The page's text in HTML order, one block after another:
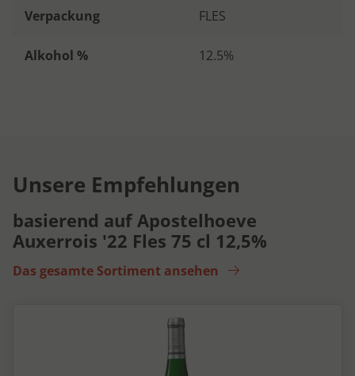
Verpackung FLES
Alkohol % 12.5%
Unsere Empfehlungen
basierend auf Apostelhoeve
Auxerrois '22 Fles 75 cl 12,5%
Das gesamte Sortiment ansehen